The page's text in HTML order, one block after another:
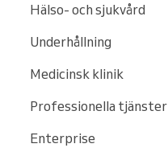
Hälso- och sjukvård
Underhållning
Medicinsk klinik
Professionella tjänster
Enterprise